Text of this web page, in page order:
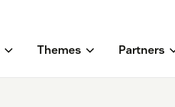
Themes Partners